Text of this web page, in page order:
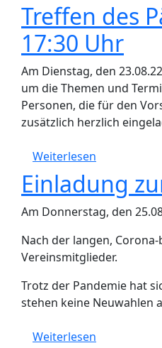
Treffen des
17:30 Uhr
Am Dienstag, den
um die Themen und
Personen, die für den
zusätzlich herzlich
Weiterlesen
Einladung
Am Donnerstag, den
Nach der langen,
Vereinsmitglieder.
Trotz der Pandemie hat
stehen keine Neuwahlen
Weiterlesen